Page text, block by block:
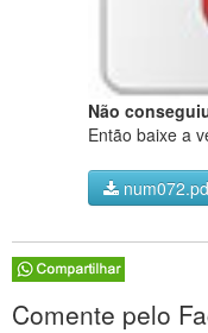
Não
Então baixe a
Comente pelo